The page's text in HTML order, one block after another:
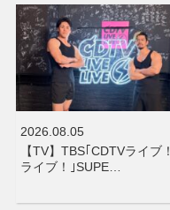
2026.08.05
【TV】TBS｢CDTVライブ！
ライブ！｣SUPE…